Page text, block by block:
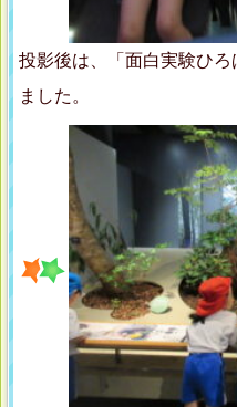
投影後は、「面白実験ひ
ました。